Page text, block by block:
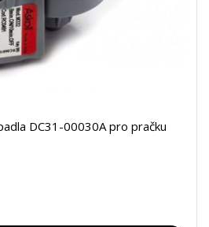
DC31-00030A pro pračku